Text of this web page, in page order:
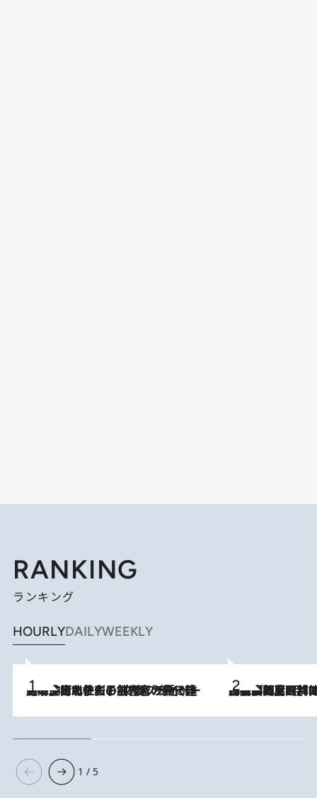
RANKING
ランキング
HOURLYDAILYWEEKLY
2026.8.3
《「文士の子ども被害者の会」発足！》阿川佐和子（72）が語る遠藤周作に北杜夫、劇作家・矢代静一の子どもたちの“文豪プライベート事件簿” 2026.8.8
「最後に見られてよかった」上野動物園の東園パンダ舎が解体前に特別公開。8月16日まで延長されたパネル展と共に辿る“半世紀”のパンダ飼育《解体工事の図面あり》
1 / 5